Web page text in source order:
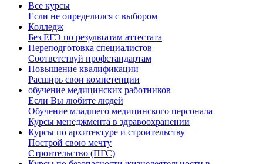
Все курсы
Если не определился с выбором
Колледж
Без ЕГЭ по результатам аттестата
Переподготовка специалистов
Соответствуй профстандартам
Повышение квалификации
Расширь свои компетенции
обучение медицинских работников
Если Вы любите людей
Обучение младшего медицинского персонала
Курсы менеджмента в здравоохранении
Курсы по архитектуре и строительству
Построй свою мечту
Строительство (ПГС)